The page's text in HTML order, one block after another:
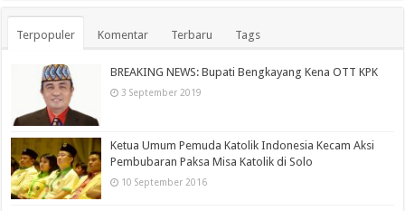
Terpopuler Komentar Terbaru Tags
BREAKING NEWS: Bupati Bengkayang Kena OTT KPK
3 September 2019
Ketua Umum Pemuda Katolik Indonesia Kecam Aksi
Pembubaran Paksa Misa Katolik di Solo
10 September 2016